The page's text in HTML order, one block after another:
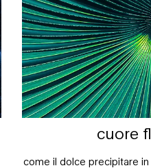
cuore
come il dolce precipitare